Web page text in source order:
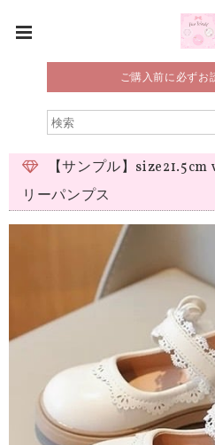
ご購入前に必ずお
【サンプル】
リーパンプス